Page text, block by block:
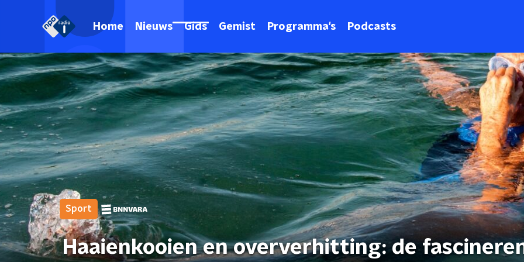
Home Nieuws Gids Gemist Programma's Podcasts
Sport
Haaienkooien en oververhitting: de